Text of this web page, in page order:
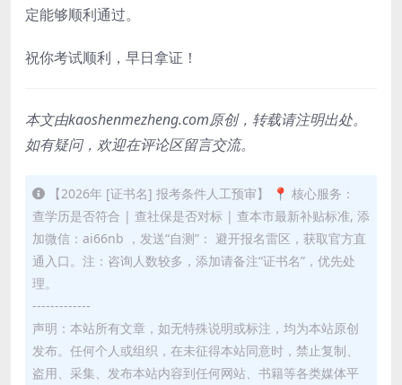
定能够顺利通过。
祝你考试顺利，早日拿证！
本文由kaoshenmezheng.com原创，转载请注明出处。
如有疑问，欢迎在评论区留言交流。
【2026年 [证书名] 报考条件人工预审】 📍 核心服务：
查学历是否符合 | 查社保是否对标 | 查本市最新补贴标准, 添
加微信：ai66nb ，发送“自测”： 避开报名雷区，获取官方直
通入口。注：咨询人数较多，添加请备注“证书名”，优先处
理。
-------------
声明：本站所有文章，如无特殊说明或标注，均为本站原创
发布。任何个人或组织，在未征得本站同意时，禁止复制、
盗用、采集、发布本站内容到任何网站、书籍等各类媒体平